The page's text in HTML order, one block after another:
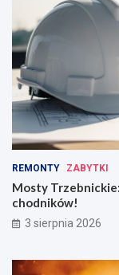
REMONTY ZABYTKI
Mosty
chodników!
3 sierpnia 2026